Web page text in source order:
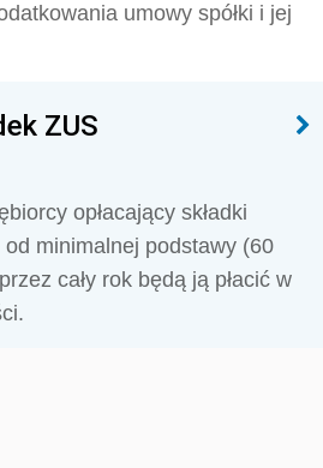
umowy spółki i jej
ZUS
opłacający składki
minimalnej podstawy (60
cały rok będą ją płacić w